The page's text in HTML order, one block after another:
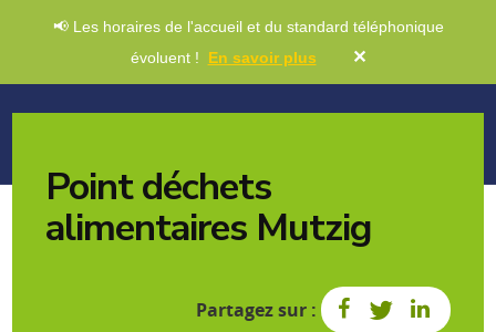
📢 Les horaires de l'accueil et du standard téléphonique
évoluent ! En savoir plus ✕
Point déchets
alimentaires Mutzig
Partagez sur :